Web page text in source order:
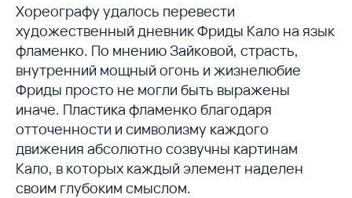
Хореографу удалось перевести
художественный дневник Фриды Кало на язык
фламенко. По мнению Зайковой, страсть,
внутренний мощный огонь и жизнелюбие
Фриды просто не могли быть выражены
иначе. Пластика фламенко благодаря
отточенности и символизму каждого
движения абсолютно созвучны картинам
Кало, в которых каждый элемент наделен
своим глубоким смыслом.